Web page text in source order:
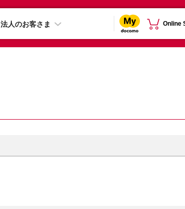
法人のお客さま Online